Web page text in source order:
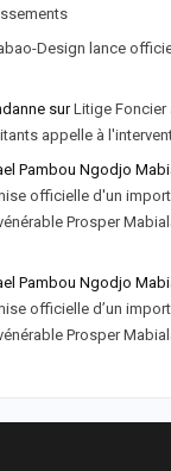
Design lance
surLitige Foncier
appelle à
Pambou Ngodjo
officielle d'un
Prosper
Pambou Ngodjo
officielle d’un
Prosper